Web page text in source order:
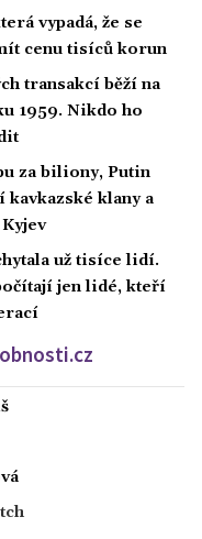
vypadá, že se
cenu tisíců korun
transakcí běží na
1959. Nikdo ho
za biliony, Putin
klany a
už tisíce lidí.
jen lidé, kteří